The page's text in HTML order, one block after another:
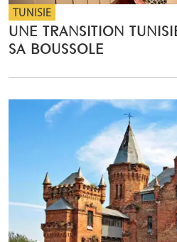
TUNISIE
UNE TRANSITION
SA BOUSSOLE